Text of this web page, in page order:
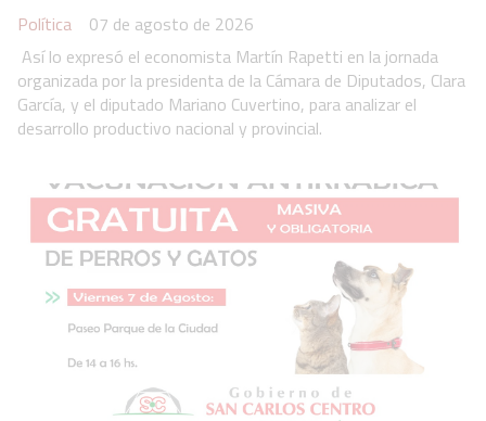
Política
07 de agosto de 2026
Así lo expresó el economista Martín Rapetti en la jornada
organizada por la presidenta de la Cámara de Diputados, Clara
García, y el diputado Mariano Cuvertino, para analizar el
desarrollo productivo nacional y provincial.